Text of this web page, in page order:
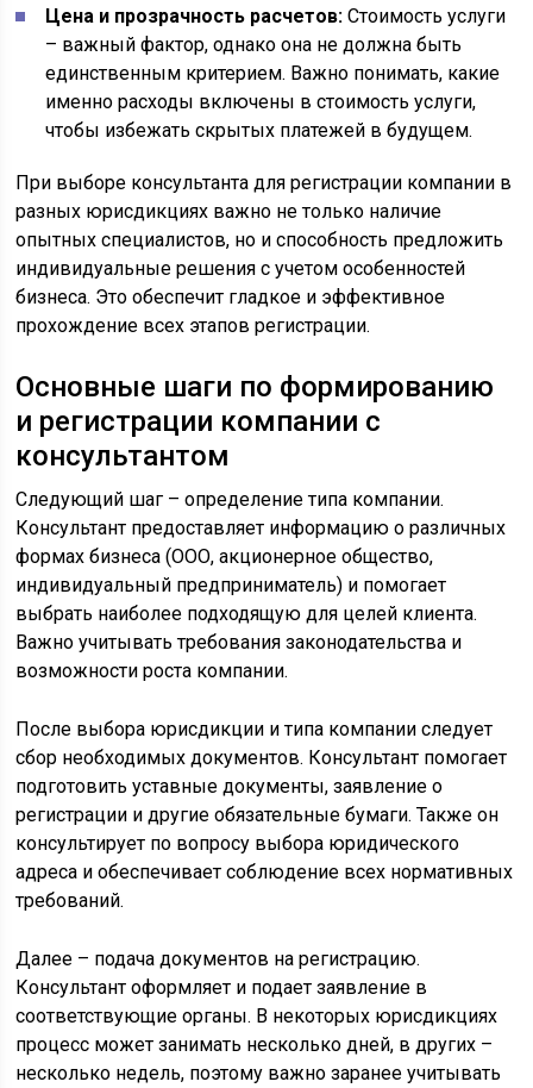
Цена и прозрачность расчетов: Стоимость услуги
– важный фактор, однако она не должна быть
единственным критерием. Важно понимать, какие
именно расходы включены в стоимость услуги,
чтобы избежать скрытых платежей в будущем.
При выборе консультанта для регистрации компании в
разных юрисдикциях важно не только наличие
опытных специалистов, но и способность предложить
индивидуальные решения с учетом особенностей
бизнеса. Это обеспечит гладкое и эффективное
прохождение всех этапов регистрации.
Основные шаги по формированию
и регистрации компании с
консультантом
Следующий шаг – определение типа компании.
Консультант предоставляет информацию о различных
формах бизнеса (ООО, акционерное общество,
индивидуальный предприниматель) и помогает
выбрать наиболее подходящую для целей клиента.
Важно учитывать требования законодательства и
возможности роста компании.
После выбора юрисдикции и типа компании следует
сбор необходимых документов. Консультант помогает
подготовить уставные документы, заявление о
регистрации и другие обязательные бумаги. Также он
консультирует по вопросу выбора юридического
адреса и обеспечивает соблюдение всех нормативных
требований.
Далее – подача документов на регистрацию.
Консультант оформляет и подает заявление в
соответствующие органы. В некоторых юрисдикциях
процесс может занимать несколько дней, в других –
несколько недель, поэтому важно заранее учитывать